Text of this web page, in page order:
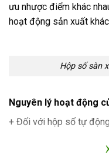
ưu nhược điểm khác
hoạt động sản xuất khác
Hộp số sàn
Nguyên lý hoạt động
+ Đối với hộp số tự động
Trong quá trình hoạt